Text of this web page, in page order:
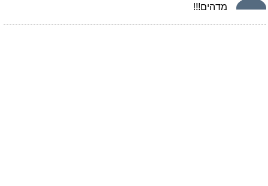
מדהים!!!